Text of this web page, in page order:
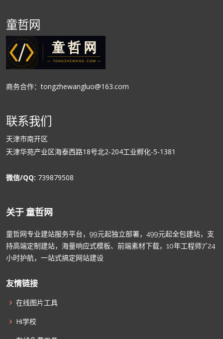
童哲网
商务合作：tongzhewangluo@163.com
联系我们
天津市南开区
天津华苑产业区海泰西路18号北2-204工业孵化-5-1381
微信/QQ: 739879508
关于 童哲网
童哲网专业建站服务平台，99元起独立部署，499元起全包建站，支
持高端定制建站，海量响应式模板、前端素材下载，10年工程师7*24
小时护航，一站式搞定网站建设
友情链接
在线图片工具
Hi学校